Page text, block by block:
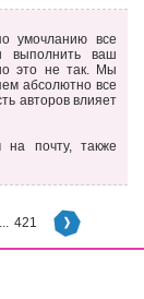
умочланию все
выполнить ваш
это не так. Мы
абсолютно все
авторов влияет
почту, также
... 421